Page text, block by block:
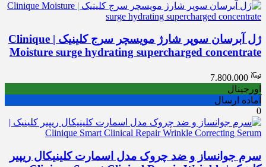
ژل آبرسان سوپر شارژ مویسچر سرج کلینیک | Clinique
Moisture surge hydrating supercharged concentrate
7.800.000
اورجینال
آماده ارسال
0
سرم جوانساز و ضد چروک مدل اسمارت کلینیکال ریپیر